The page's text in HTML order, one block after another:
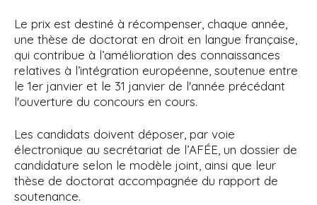
Le prix est destiné à récompenser, chaque année,
une thèse de doctorat en droit en langue française,
qui contribue à l’amélioration des connaissances
relatives à l’intégration européenne, soutenue entre
le 1er janvier et le 31 janvier de l'année précédant
l'ouverture du concours en cours.
Les candidats doivent déposer, par voie
électronique au secrétariat de l’AFÉE, un dossier de
candidature selon le modèle joint, ainsi que leur
thèse de doctorat accompagnée du rapport de
soutenance.